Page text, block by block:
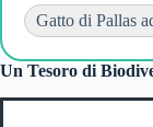
Gatto di Pallas
Un Tesoro di